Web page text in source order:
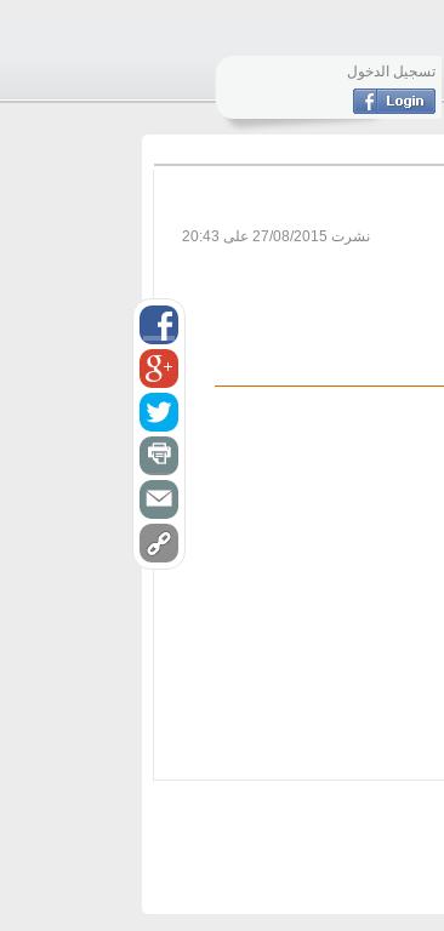
تسجيل الدخول
نشرت 27/08/2015 على 20:43